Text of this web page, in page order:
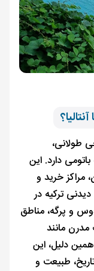
طولانی،
دارد. این
مراکز خرید و
ترکیه در
و پرگه، مناطق
مانند
دلیل، این
طبیعت و